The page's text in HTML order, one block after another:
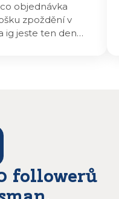
objednávka
zpoždění v
ig jeste ten den
followerů